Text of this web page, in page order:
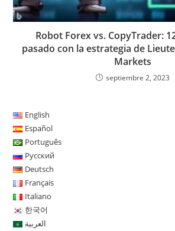
Robot Forex vs. CopyTrader:
pasado con la estrategia de
Markets
septiembre 2, 2023
English
Español
Português
Русский
Deutsch
Français
Italiano
한국어
العربية